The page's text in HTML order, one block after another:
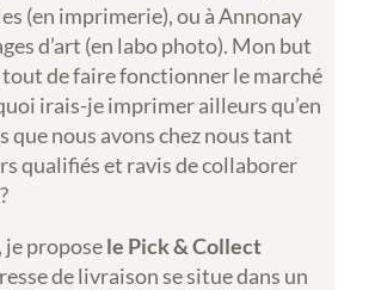
(en imprimerie), ou à Annonay
d’art (en labo photo). Mon but
de faire fonctionner le marché
irais-je imprimer ailleurs qu’en
que nous avons chez nous tant
qualifiés et ravis de collaborer
je proposele Pick & Collect
de livraison se situe dans un